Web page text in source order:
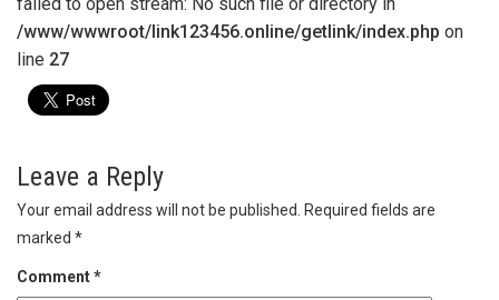
/www/wwwroot/link123456.online/getlink/index.php on
line 27
Leave a Reply
Your email address will not be published.
Required fields are
marked *
Comment*